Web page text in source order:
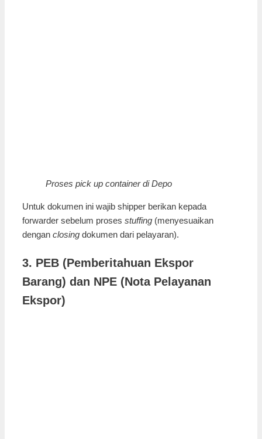
Proses pick up container di Depo
Untuk dokumen ini wajib shipper berikan kepada
forwarder sebelum proses stuffing (menyesuaikan
dengan closing dokumen dari pelayaran).
3. PEB (Pemberitahuan Ekspor
Barang) dan NPE (Nota Pelayanan
Ekspor)